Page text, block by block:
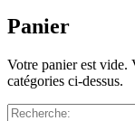
Panier
Votre panier est vide.
catégories ci-dessus.